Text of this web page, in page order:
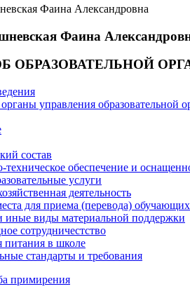
Фаина
ОБРАЗОВАТЕЛЬНОЙ
управления образовательной
состав
обеспечение и
услуги
деятельность
для приема (перевода)
иные виды материальной поддержки
сотрудничестство
питания в школе
стандарты и требования